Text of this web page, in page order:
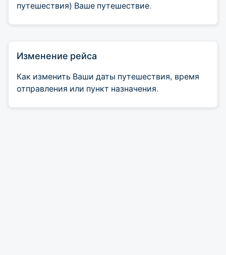
путешествия) Ваше путешествие.
Изменение рейса
Как изменить Ваши даты путешествия, время
отправления или пункт назначения.